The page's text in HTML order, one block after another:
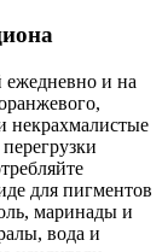
и на
некрахмалистые
для пигментов
маринады и
вода и